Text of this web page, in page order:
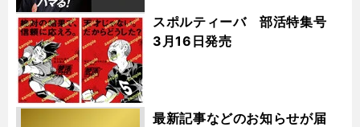
スポルティーバ 部活特集号
3月16日発売
最新記事などのお知らせが届